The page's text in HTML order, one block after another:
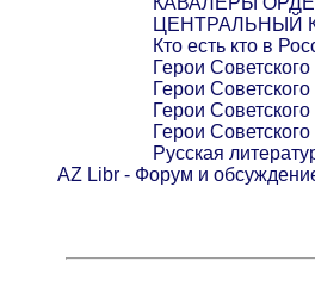
ЦЕНТРАЛЬНЫЙ
Кто есть кто в
Герои
Герои
Герои
Герои
Русская
AZ Libr - Форум и